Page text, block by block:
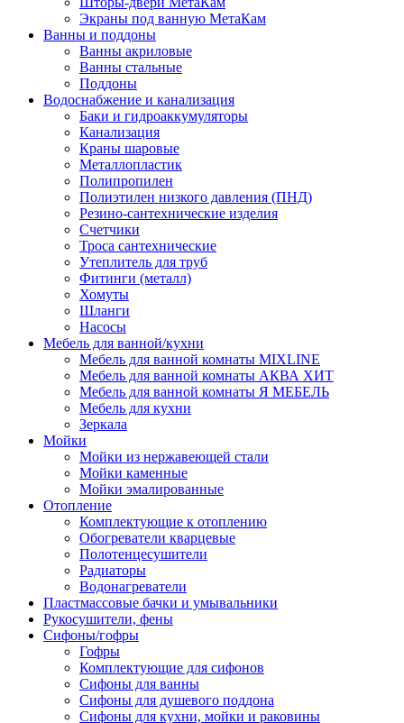
Экраны под ванную МетаКам
Ванны и поддоны
Ванны акриловые
Ванны стальные
Поддоны
Водоснабжение и канализация
Баки и гидроаккумуляторы
Канализация
Краны шаровые
Металлопластик
Полипропилен
Полиэтилен низкого давления (ПНД)
Резино-сантехнические изделия
Счетчики
Троса сантехнические
Утеплитель для труб
Фитинги (металл)
Хомуты
Шланги
Насосы
Мебель для ванной/кухни
Мебель для ванной комнаты MIXLINE
Мебель для ванной комнаты АКВА ХИТ
Мебель для ванной комнаты Я МЕБЕЛЬ
Мебель для кухни
Зеркала
Мойки
Мойки из нержавеющей стали
Мойки каменные
Мойки эмалированные
Отопление
Комплектующие к отоплению
Обогреватели кварцевые
Полотенцесушители
Радиаторы
Водонагреватели
Пластмассовые бачки и умывальники
Рукосушители, фены
Сифоны/гофры
Гофры
Комплектующие для сифонов
Сифоны для ванны
Сифоны для душевого поддона
Сифоны для кухни, мойки и раковины